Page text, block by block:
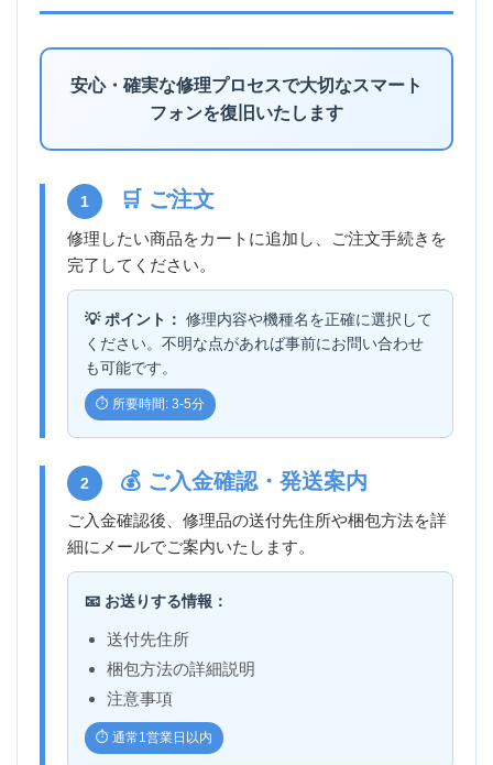
安心・確実な修理プロセスで大切なスマート
フォンを復旧いたします
1 🛒 ご注文
修理したい商品をカートに追加し、ご注文手続きを
完了してください。
💡 ポイント： 修理内容や機種名を正確に選択して
ください。不明な点があれば事前にお問い合わせ
も可能です。
⏱️ 所要時間: 3-5分
2 💰 ご入金確認・発送案内
ご入金確認後、修理品の送付先住所や梱包方法を詳
細にメールでご案内いたします。
📧 お送りする情報：
送付先住所
梱包方法の詳細説明
注意事項
⏱️ 通常1営業日以内